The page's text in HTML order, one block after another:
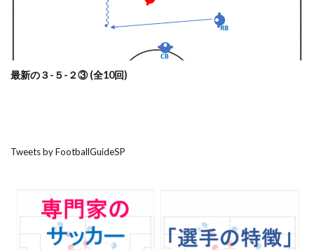
最新の３-５-２③ (全10回)
Tweets by FootballGuideSP